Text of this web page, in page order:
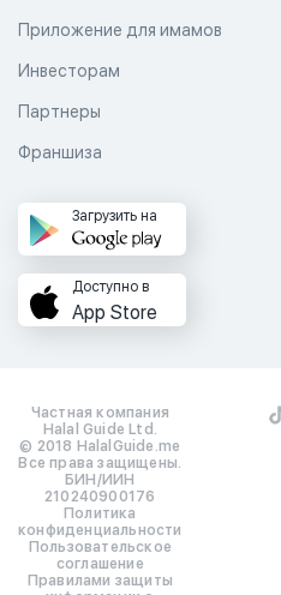
Приложение для имамов
Инвесторам
Партнеры
Франшиза
Загрузить на
Доступно в
App Store
Частная компания
Halal Guide Ltd.
© 2018 HalalGuide.me
Все права защищены.
БИН/ИИН
210240900176
Политика
конфиденциальности
Пользовательское
соглашение
Правилами защиты